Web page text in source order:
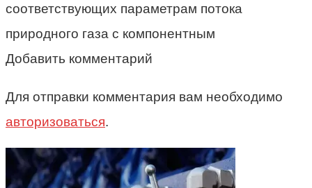
соответствующих параметрам потока
природного газа с компонентным
Добавить комментарий
Для отправки комментария вам необходимо
авторизоваться.